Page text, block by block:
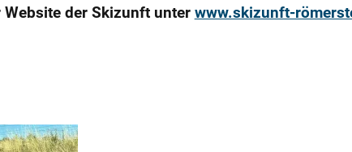
der Skizunft unterwww.skizunft-